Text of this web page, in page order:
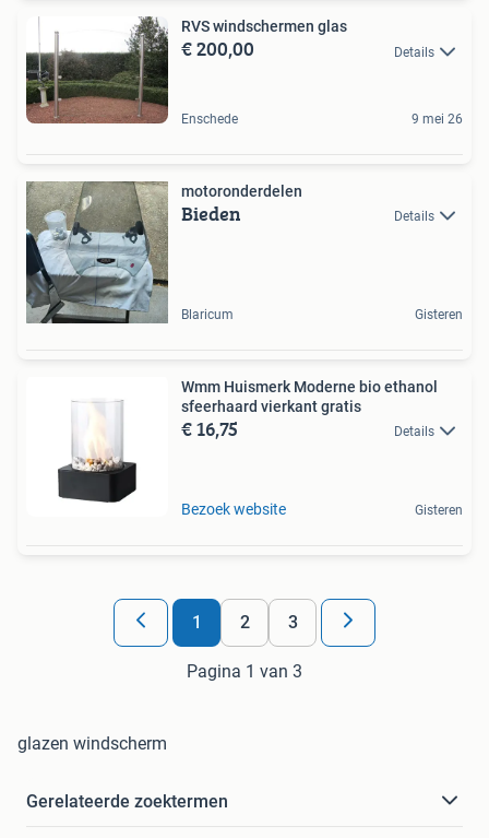
RVS windschermen glas
€ 200,00 Details
Enschede 9 mei 26
motoronderdelen
Bieden Details
Blaricum Gisteren
Wmm Huismerk Moderne bio ethanol
sfeerhaard vierkant gratis
€ 16,75 Details
Bezoek website Gisteren
1 2 3
Pagina 1 van 3
glazen windscherm
Gerelateerde zoektermen